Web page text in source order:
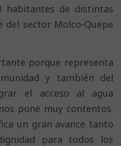
habitantes de distintas
del sector Molco-Quepe
porque representa
y también del
el acceso al agua
pone muy contentos.
un gran avance tanto
para todos los